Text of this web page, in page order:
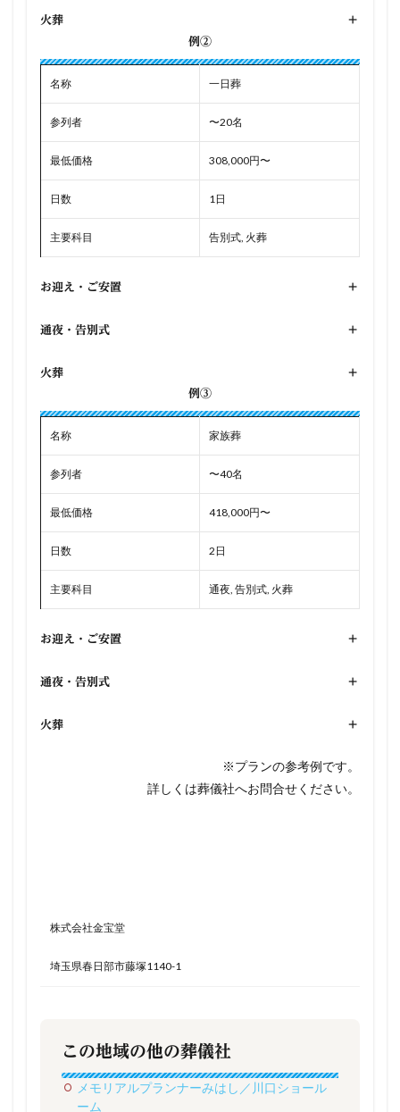
火葬
+
例②
名称 一日葬
参列者 〜20名
最低価格 308,000円〜
日数 1日
主要科目 告別式, 火葬
お迎え・ご安置 +
通夜・告別式 +
火葬
+
例③
名称 家族葬
参列者 〜40名
最低価格 418,000円〜
日数 2日
主要科目 通夜, 告別式, 火葬
お迎え・ご安置 +
通夜・告別式 +
火葬 +
※プランの参考例です。
詳しくは葬儀社へお問合せください。
株式会社金宝堂
埼玉県春日部市藤塚1140-1
この地域の他の葬儀社
メモリアルプランナーみはし／川口ショール
ーム